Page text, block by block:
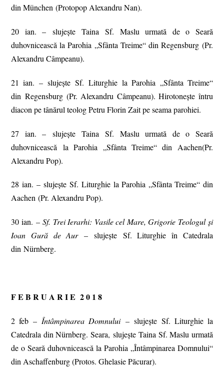
din München (Protopop Alexandru Nan).
20 ian. – slujește Taina Sf. Maslu urmată de o Seară
duhovnicească la Parohia „Sfânta Treime“ din Regensburg (Pr.
Alexandru Câmpeanu).
21 ian. – slujește Sf. Liturghie la Parohia „Sfânta Treime“
din Regensburg (Pr. Alexandru Câmpeanu). Hirotonește întru
diacon pe tânărul teolog Petru Florin Zait pe seama parohiei.
27 ian. – slujește Taina Sf. Maslu urmată de o Seară
duhovnicească la Parohia „Sfânta Treime“ din Aachen(Pr.
Alexandru Pop).
28 ian. – slujește Sf. Liturghie la Parohia „Sfânta Treime“ din
Aachen (Pr. Alexandru Pop).
30 ian. –Sf. Trei Ierarhi: Vasile cel Mare, Grigorie Teologul şi
Ioan Gură de Aur – slujește Sf. Liturghie în Catedrala
din Nürnberg.
F E B R U A R I E 2 0 1 8
2 feb – Întâmpinarea Domnului– slujește Sf. Liturghie la
Catedrala din Nürnberg. Seara, slujește Taina Sf. Maslu urmată
de o Seară duhovnicească la Parohia „Întâmpinarea Domnului“
din Aschaffenburg (Protos. Ghelasie Păcurar).